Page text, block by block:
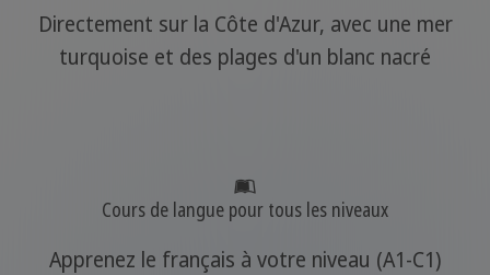
Directement sur la Côte d'Azur, avec une mer
turquoise et des plages d'un blanc nacré
Cours de langue pour tous les niveaux
Apprenez le français à votre niveau (A1-C1)